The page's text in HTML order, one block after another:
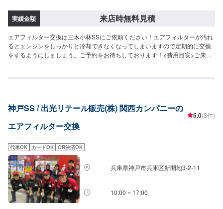
実績金額 来店時無料見積
エアフィルター交換は三木小林SSにご依頼ください！エアフィルターが汚れ
るとエンジンをしっかりと冷却できなくなってしまいますので定期的に交換
をするようにしましょう。ご予約をお待ちしております！<費用目安>ご来店
神戸SS / 出光リテール販売(株) 関西カンパニーの
エアフィルター交換
5.0(3件)
代車OK カードOK QR決済OK
兵庫県神戸市兵庫区新開地3-2-11
10:00 ~ 17:00